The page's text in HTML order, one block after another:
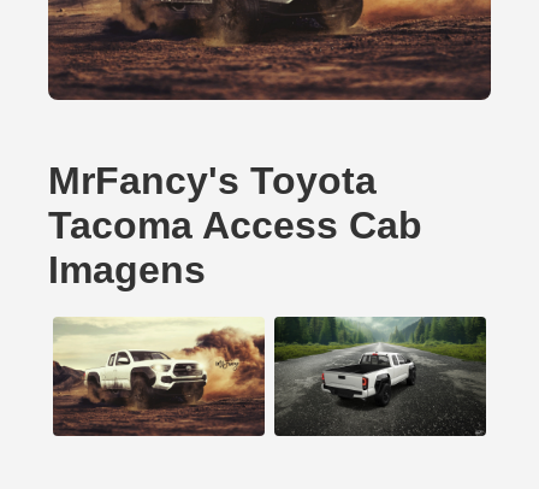
MrFancy's Toyota
Tacoma Access Cab
Imagens